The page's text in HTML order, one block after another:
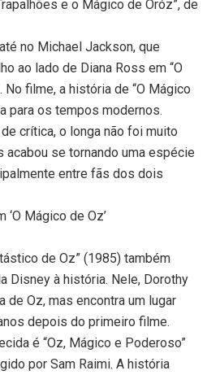
e o Mágico de Oróz”, de
no Michael Jackson, que
ao lado de Diana Ross em “O
filme, a história de “O Mágico
para os tempos modernos.
crítica, o longa não foi muito
acabou se tornando uma espécie
entre fãs dos dois
‘O Mágico de Oz’
de Oz” (1985) também
Disney à história. Nele, Dorothy
de Oz, mas encontra um lugar
depois do primeiro filme.
é “Oz, Mágico e Poderoso”
por Sam Raimi. A história